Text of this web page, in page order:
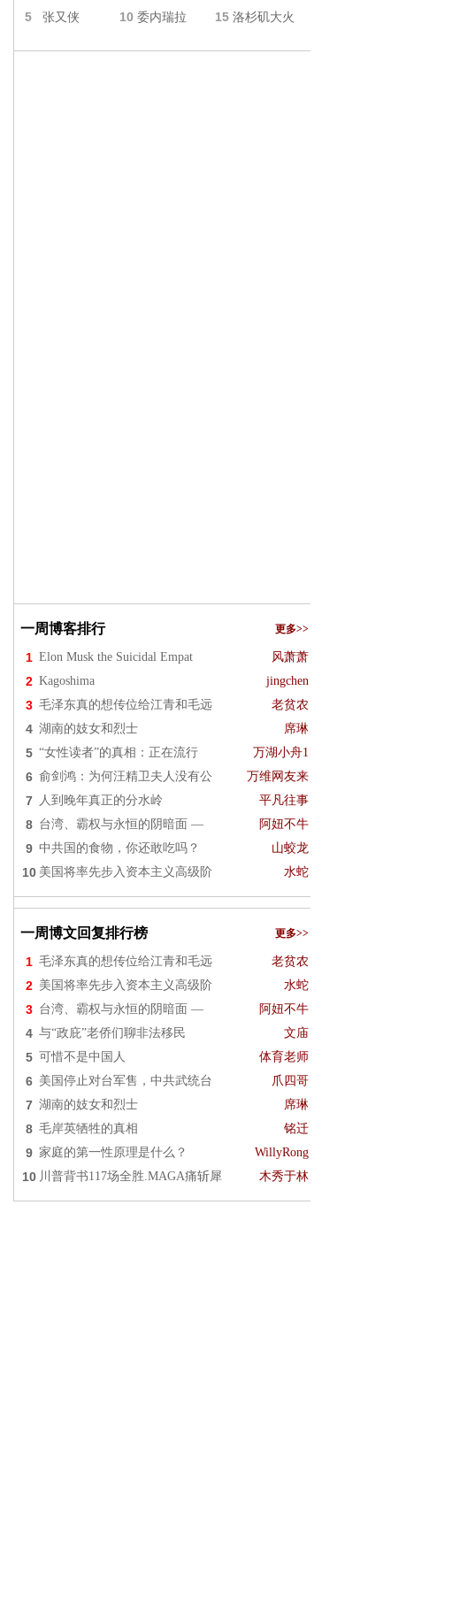
5 张又侠 10 委内瑞拉 15 洛杉矶大火
一周博客排行 更多>>
1 Elon Musk the Suicidal Empat 风萧萧
2 Kagoshima jingchen
3 毛泽东真的想传位给江青和毛远 老贫农
4 湖南的妓女和烈士 席琳
5 “女性读者”的真相：正在流行 万湖小舟1
6 俞剑鸿：为何汪精卫夫人没有公 万维网友来
7 人到晚年真正的分水岭 平凡往事
8 台湾、霸权与永恒的阴暗面 — 阿妞不牛
9 中共国的食物，你还敢吃吗？ 山蛟龙
10 美国将率先步入资本主义高级阶 水蛇
一周博文回复排行榜 更多>>
1 毛泽东真的想传位给江青和毛远 老贫农
2 美国将率先步入资本主义高级阶 水蛇
3 台湾、霸权与永恒的阴暗面 — 阿妞不牛
4 与“政庇”老侨们聊非法移民 文庙
5 可惜不是中国人 体育老师
6 美国停止对台军售，中共武统台 爪四哥
7 湖南的妓女和烈士 席琳
8 毛岸英牺牲的真相 铭迁
9 家庭的第一性原理是什么？ WillyRong
10 川普背书117场全胜.MAGA痛斩犀 木秀于林